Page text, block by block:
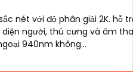
độ phân giải 2K. hỗ trợ cảnh
người, thú cưng và âm
ngoại 940nm không...